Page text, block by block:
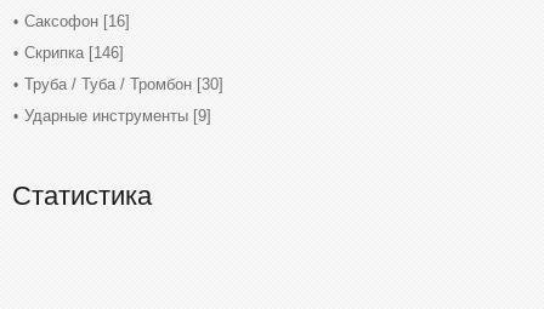
Саксофон [16]
Скрипка [146]
Труба / Туба / Тромбон [30]
Ударные инструменты [9]
Статистика